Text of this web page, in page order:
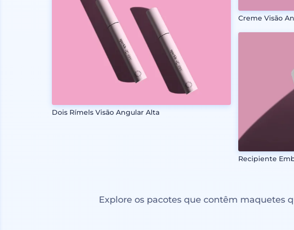
Dois Rímels Visão Angular Alta
Creme Visão
Recipiente
Explore os pacotes que contêm maquetes